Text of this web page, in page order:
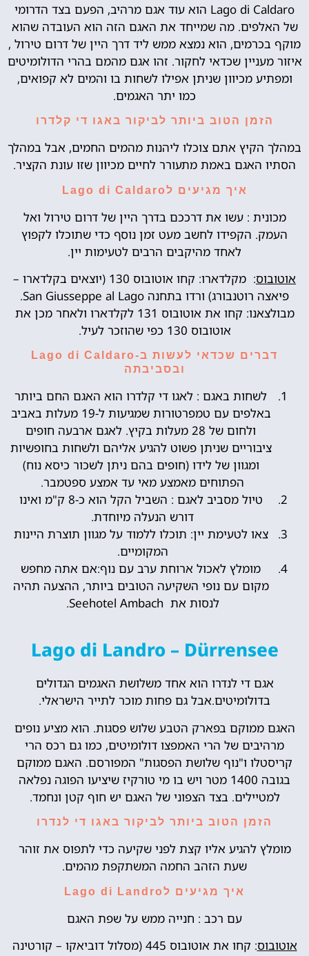
Lago di Caldaro הוא עוד אגם מרהיב, הפעם בצד הדרומי
של האלפים. מה שמייחד את האגם הזה הוא העובדה שהוא
מוקף בכרמים, הוא נמצא ממש ליד דרך היין של דרום טירול ,
איזור מעניין שכדאי לחקור. זהו אגם מהמם בהרי הדולומיטים
ומפתיע מכיוון שניתן אפילו לשחות בו והמים לא קפואים,
כמו יתר האגמים.
הזמן הטוב ביותר לביקור באגו די קלדרו
במהלך הקיץ אתם צוכלו ליהנות מהמים החמים, אבל במהלך
הסתיו האגם באמת מתעורר לחיים מכיוון שזו עונת הקציר.
איך מגיעים לLago di Caldaro
מכונית : עשו את דרככם בדרך היין של דרום טירול ואל
העמק. הקפידו לחשב מעט זמן נוסף כדי שתוכלו לקפוץ
לאחד מהיקבים הרבים לטעימות יין.
אוטובוס
: מקלדארו: קחו אוטובוס 130 (יוצאים בקלדארו –
פיאצה רוטנבורג) ורדו בתחנה San Giusseppe al Lago.
מבולצאנו: קחו את אוטובוס 131 לקלדארו ולאחר מכן את
אוטובוס 130 כפי שהוזכר לעיל.
דברים שכדאי לעשות ב-Lago di Caldaro
ובסביבתה
לשחות באגם : לאגו די קלדרו הוא האגם החם ביותר
באלפים עם טמפרטורות שמגיעות ל-19 מעלות באביב
ולחום של 28 מעלות בקיץ. לאגם ארבעה חופים
ציבוריים שניתן פשוט להגיע אליהם ולשחות בחופשיות
ומגוון של לידו (חופים בהם ניתן לשכור כיסא נוח)
הפתוחים מאמצע מאי עד אמצע ספטמבר.
טיול מסביב לאגם : השביל הקל הוא כ-8 ק"מ ואינו
דורש הנעלה מיוחדת.
צאו לטעימת יין: תוכלו ללמוד על מגוון תוצרת היינות
המקומיים.
מומלץ לאכול ארוחת ערב עם נוף:אם אתה מחפש
מקום עם נופי השקיעה הטובים ביותר, ההצעה תהיה
לנסות את Seehotel Ambach.
Lago di Landro – Dürrensee
אגם די לנדרו הוא אחד משלושת האגמים הגדולים
בדולומיטים.אבל גם פחות מוכר לתייר הישראלי.
האגם ממוקם בפארק הטבע שלוש פסגות. הוא מציע נופים
מרהיבים של הרי האמפצו דולומיטים, כמו גם רכס הרי
קריסטלו ו"נוף שלושת הפסגות" המפורסם. האגם ממוקם
בגובה 1400 מטר ויש בו מי טורקיז שיציעו הפוגה נפלאה
למטיילים. בצד הצפוני של האגם יש חוף קטן ונחמד.
הזמן הטוב ביותר לביקור באגו די לנדרו
מומלץ להגיע אליו קצת לפני שקיעה כדי לתפוס את זוהר
שעת הזהב החמה המשתקפת מהמים.
איך מגיעים לLago di Landro
עם רכב : חנייה ממש על שפת האגם
אוטובוס
: קחו את אוטובוס 445 (מסלול דוביאקו – קורטינה